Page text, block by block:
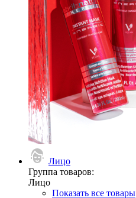
Лицо
Группа товаров:
Лицо
Показать все товары